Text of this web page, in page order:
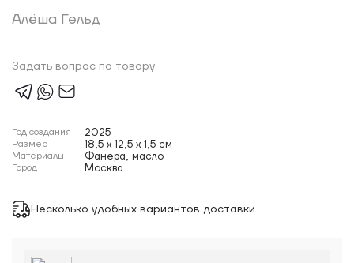
Алёша Гельд
Задать вопрос по товару
Год создания 2025
Размер 18,5 x 12,5 x 1,5 см
Материалы Фанера, масло
Город Москва
Несколько удобных вариантов доставки